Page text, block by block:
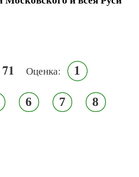
71 Оценка: 1
6 7 8